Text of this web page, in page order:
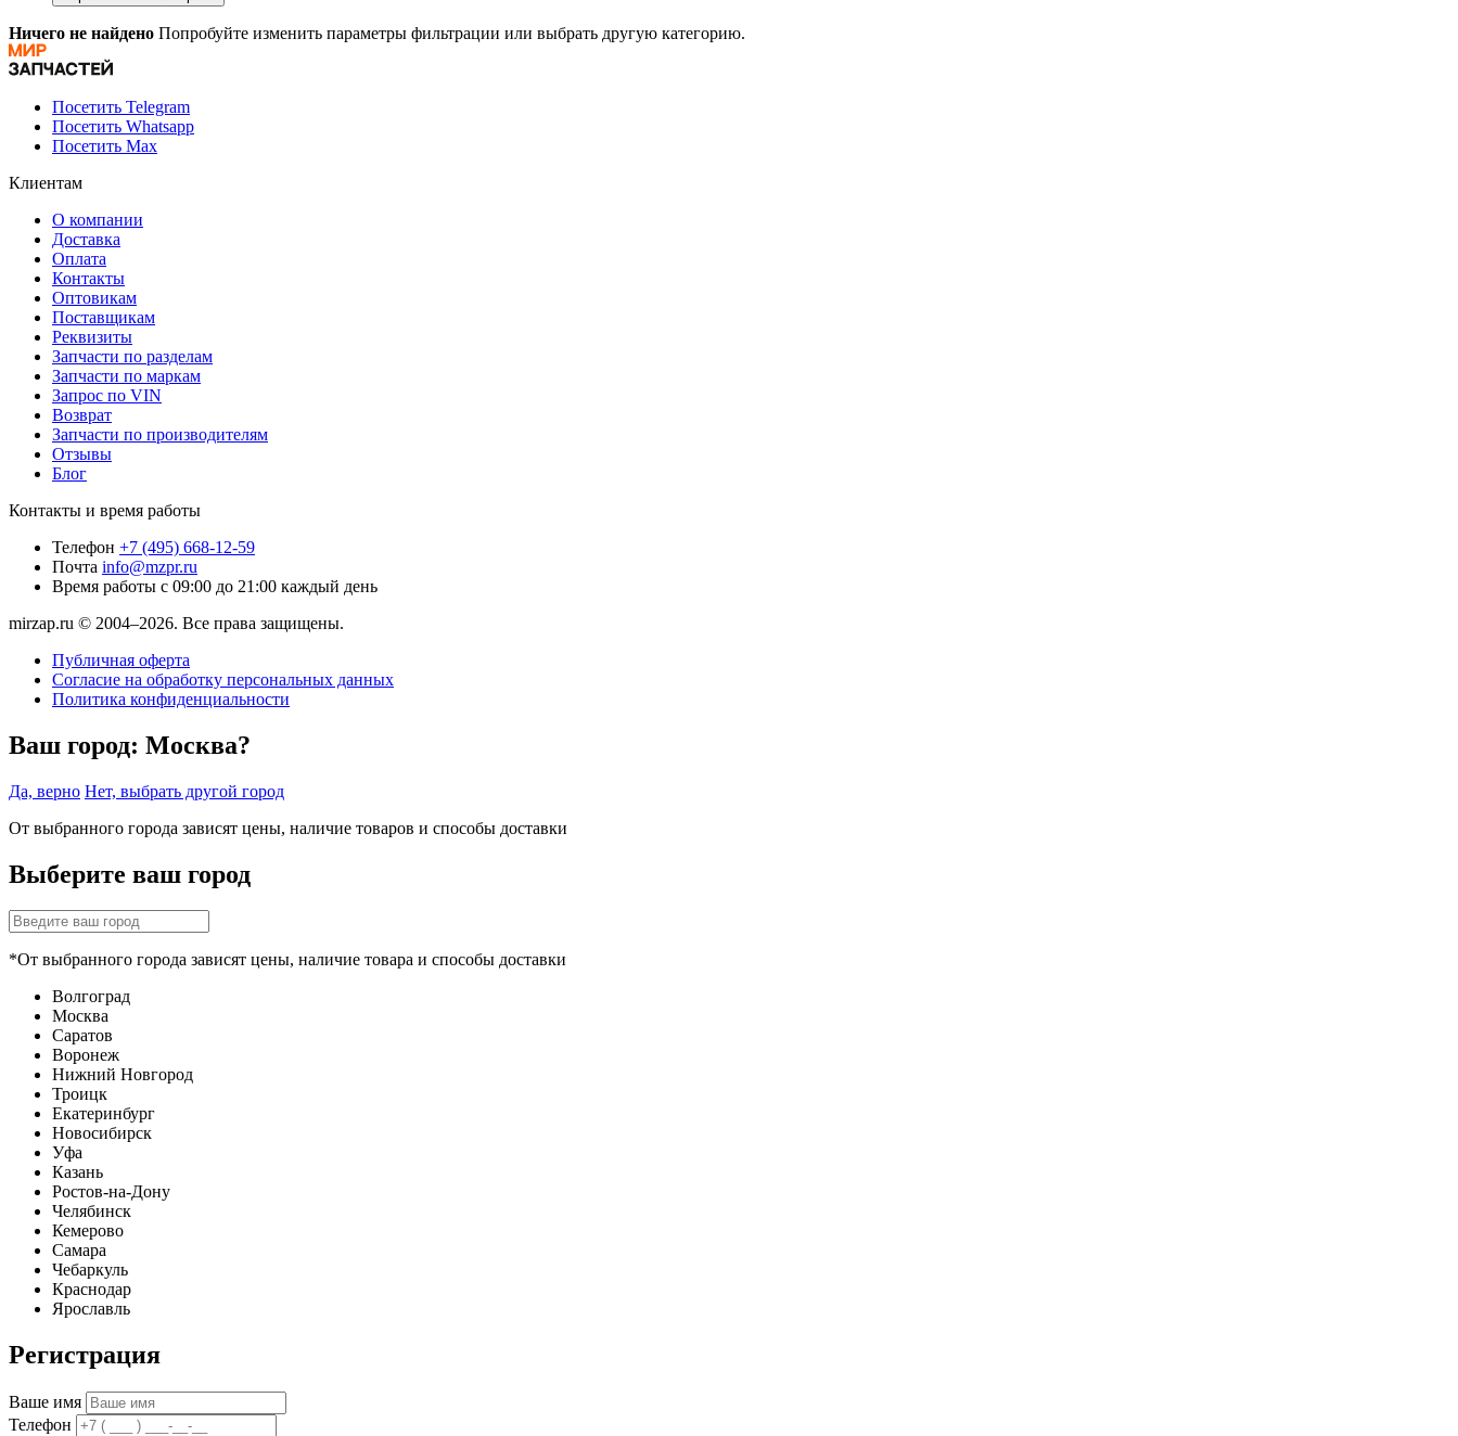
Ничего не найдено Попробуйте изменить параметры фильтрации или выбрать другую категорию.
Посетить Telegram
Посетить Whatsapp
Посетить Max
Клиентам
О компании
Доставка
Оплата
Контакты
Оптовикам
Поставщикам
Реквизиты
Запчасти по разделам
Запчасти по маркам
Запрос по VIN
Возврат
Запчасти по производителям
Отзывы
Блог
Контакты и время работы
Телефон +7 (495) 668-12-59
Почта info@mzpr.ru
Время работы с 09:00 до 21:00 каждый день
mirzap.ru © 2004–2026. Все права защищены.
Публичная оферта
Согласие на обработку персональных данных
Политика конфиденциальности
Ваш город: Москва?
Да, верно Нет, выбрать другой город
От выбранного города зависят цены, наличие товаров и способы доставки
Выберите ваш город
*От выбранного города зависят цены, наличие товара и способы доставки
Волгоград
Москва
Саратов
Воронеж
Нижний Новгород
Троицк
Екатеринбург
Новосибирск
Уфа
Казань
Ростов-на-Дону
Челябинск
Кемерово
Самара
Чебаркуль
Краснодар
Ярославль
Регистрация
Ваше имя
Телефон